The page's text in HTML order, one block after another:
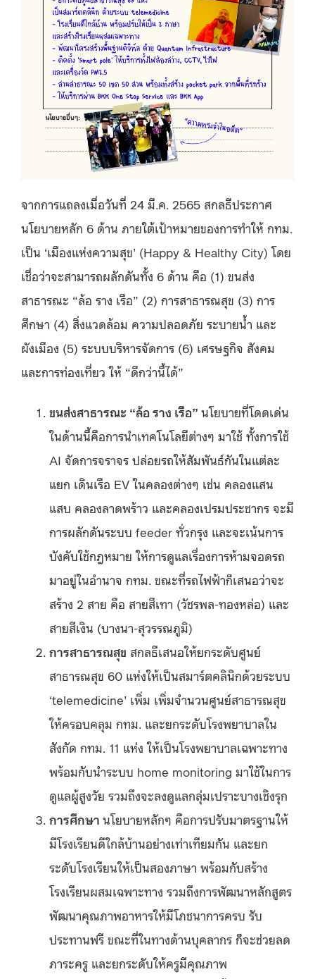
จากการแถลงเมื่อวันที่ 24 มี.ค. 2565 สกลธีประกาศ
นโยบายหลัก 6 ด้าน ภายใต้เป้าหมายของการทำให้ กทม.
เป็น ‘เมืองแห่งความสุข’ (Happy & Healthy City) โดย
เชื่อว่าจะสามารถผลักดันทั้ง 6 ด้าน คือ (1) ขนส่ง
สาธารณะ “ล้อ ราง เรือ” (2) การสาธารณสุข (3) การ
ศึกษา (4) สิ่งแวดล้อม ความปลอดภัย ระบายน้ำ และ
ผังเมือง (5) ระบบบริหารจัดการ (6) เศรษฐกิจ สังคม
และการท่องเที่ยว ให้ “ดีกว่านี้ได้”
ขนส่งสาธารณะ “ล้อ ราง เรือ” นโยบายที่โดดเด่น
ในด้านนี้คือการนำเทคโนโลยีต่างๆ มาใช้ ทั้งการใช้
AI จัดการจราจร ปล่อยรถให้สัมพันธ์กันในแต่ละ
แยก เดินเรือ EV ในคลองต่างๆ เช่น คลองแสน
แสบ คลองลาดพร้าว และคลองเปรมประชากร จะมี
การผลักดันระบบ feeder ทั่วกรุง และจะเน้นการ
บังคับใช้กฎหมาย ให้การดูแลเรื่องการห้ามจอดรถ
มาอยู่ในอำนาจ กทม. ขณะที่รถไฟฟ้าก็เสนอว่าจะ
สร้าง 2 สาย คือ สายสีเทา (วัชรพล-ทองหล่อ) และ
สายสีเงิน (บางนา-สุวรรณภูมิ)
การสาธารณสุข สกลธีเสนอให้ยกระดับศูนย์
สาธารณสุข 60 แห่งให้เป็นสมาร์ตคลินิกด้วยระบบ
‘telemedicine’ เพิ่ม เพิ่มจำนวนศูนย์สาธารณสุข
ให้ครอบคลุม กทม. และยกระดับโรงพยาบาลใน
สังกัด กทม. 11 แห่ง ให้เป็นโรงพยาบาลเฉพาะทาง
พร้อมกับนำระบบ home monitoring มาใช้ในการ
ดูแลผู้สูงวัย รวมถึงจะลงดูแลกลุ่มเปราะบางเชิงรุก
การศึกษา นโยบายหลักๆ คือการปรับมาตรฐานให้
มีโรงเรียนดีใกล้บ้านอย่างเท่าเทียมกัน และยก
ระดับโรงเรียนให้เป็นสองภาษา พร้อมกับสร้าง
โรงเรียนผสมเฉพาะทาง รวมถึงการพัฒนาหลักสูตร
พัฒนาคุณภาพอาหารให้มีโภชนาการครบ รับ
ประทานฟรี ขณะที่ในทางด้านบุคลากร ก็จะช่วยลด
ภาระครู และยกระดับให้ครูมีคุณภาพ